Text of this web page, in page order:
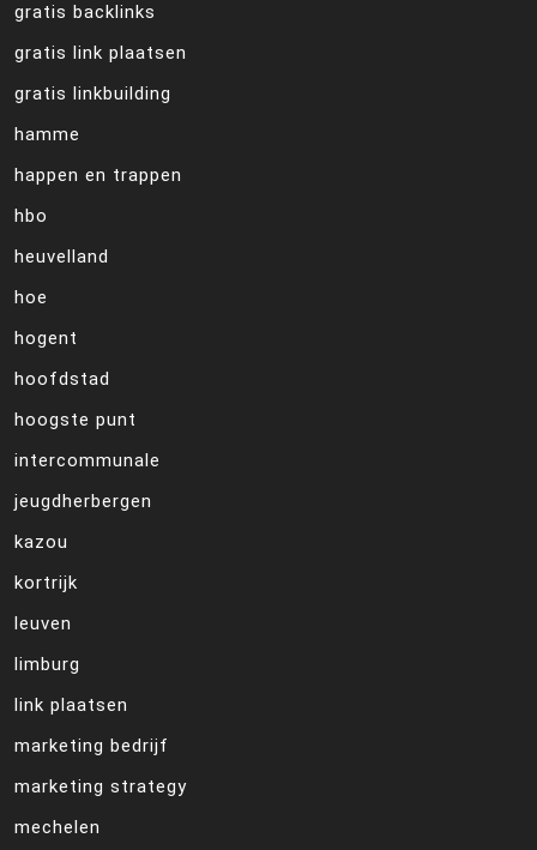
gratis backlinks
gratis link plaatsen
gratis linkbuilding
hamme
happen en trappen
hbo
heuvelland
hoe
hogent
hoofdstad
hoogste punt
intercommunale
jeugdherbergen
kazou
kortrijk
leuven
limburg
link plaatsen
marketing bedrijf
marketing strategy
mechelen